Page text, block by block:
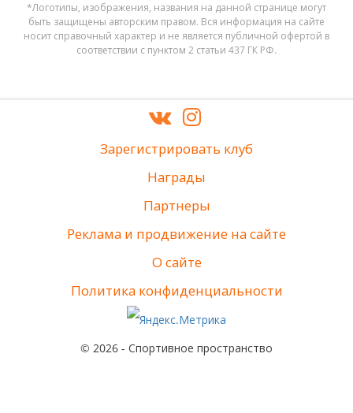
*Логотипы, изображения, названия на данной странице могут
быть защищены авторским правом. Вся информация на сайте
носит справочный характер и не является публичной офертой в
соответствии с пунктом 2 статьи 437 ГК РФ.
Зарегистрировать клуб
Награды
Партнеры
Реклама и продвижение на сайте
О сайте
Политика конфиденциальности
© 2026 - Спортивное пространство